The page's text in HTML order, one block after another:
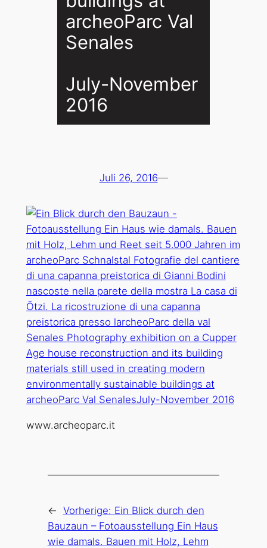
archeoParc Val
Senales
July-November
2016
Juli 26, 2016—
www.archeoparc.it
← Vorherige: Ein Blick durch den
Bauzaun – Fotoausstellung Ein Haus
wie damals. Bauen mit Holz, Lehm